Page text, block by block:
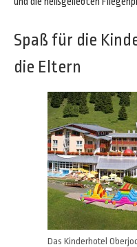
Spaß für die
die Eltern
Das Kinderhotel